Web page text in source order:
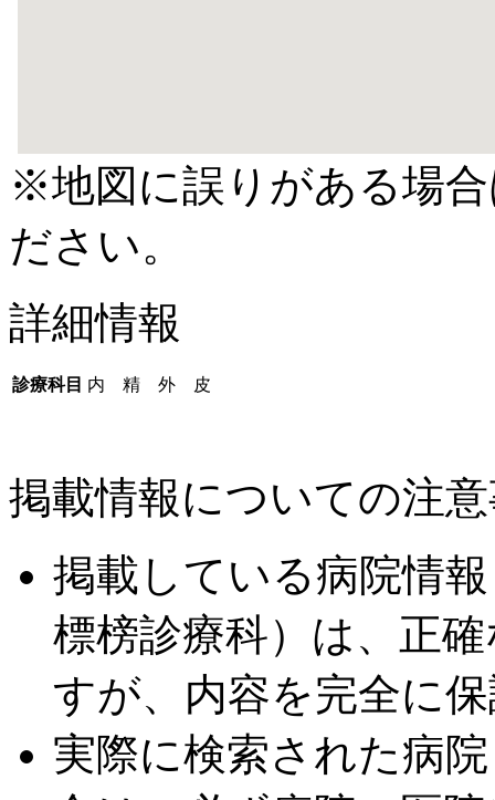
※地図に誤りがある場
ださい。
詳細情報
診療科目 内 精 外 皮
掲載情報についての注
掲載している病院情
標榜診療科）は、正
すが、内容を完全に
実際に検索された病